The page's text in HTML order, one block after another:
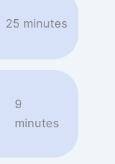
25 minutes
9
minutes